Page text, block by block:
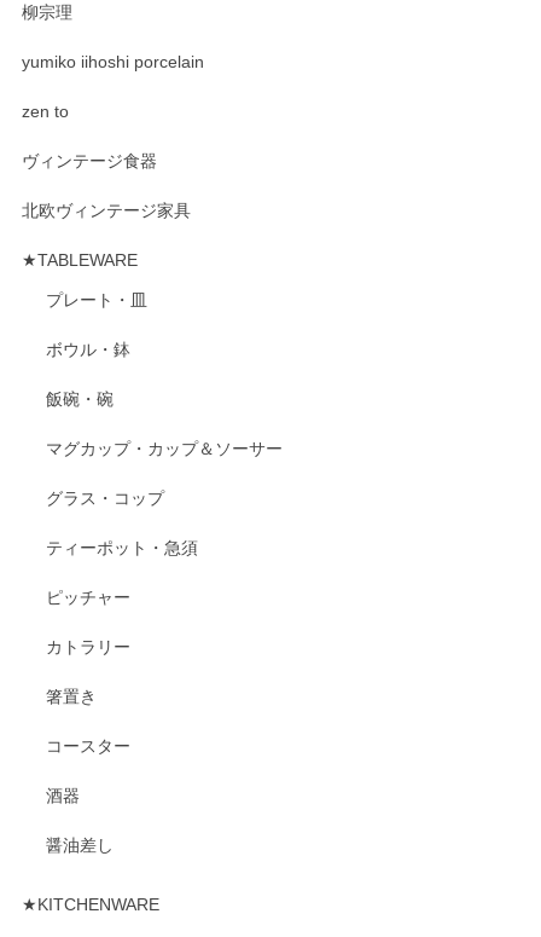
柳宗理
yumiko iihoshi porcelain
zen to
ヴィンテージ食器
北欧ヴィンテージ家具
★TABLEWARE
プレート・皿
ボウル・鉢
飯碗・碗
マグカップ・カップ＆ソーサー
グラス・コップ
ティーポット・急須
ピッチャー
カトラリー
箸置き
コースター
酒器
醤油差し
★KITCHENWARE